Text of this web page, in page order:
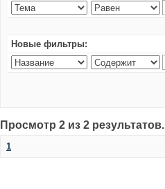
Новые фильтры:
Просмотр 2 из 2 результатов.
1